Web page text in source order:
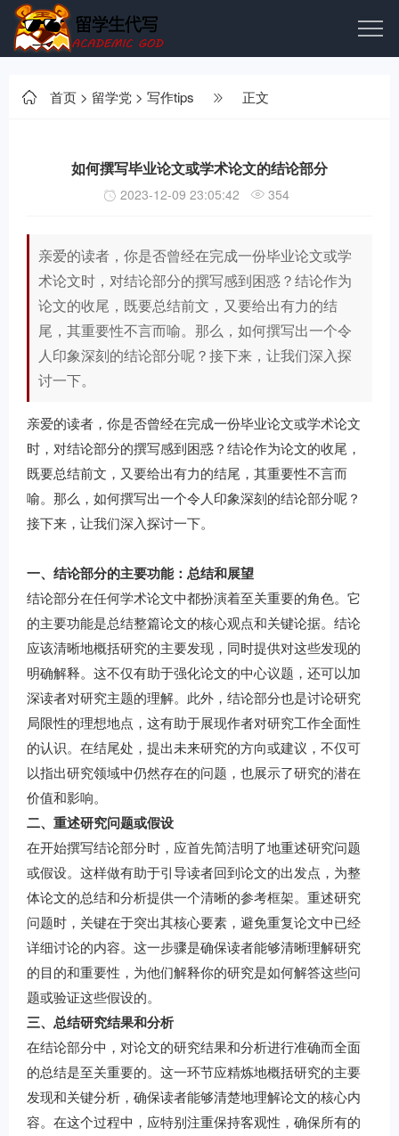
首页 > 留学党 > 写作tips 正文
如何撰写毕业论文或学术论文的结论部分
2023-12-09 23:05:42 354
亲爱的读者，你是否曾经在完成一份毕业论文或学
术论文时，对结论部分的撰写感到困惑？结论作为
论文的收尾，既要总结前文，又要给出有力的结
尾，其重要性不言而喻。那么，如何撰写出一个令
人印象深刻的结论部分呢？接下来，让我们深入探
讨一下。
亲爱的读者，你是否曾经在完成一份毕业论文或学术论文
时，对结论部分的撰写感到困惑？结论作为论文的收尾，
既要总结前文，又要给出有力的结尾，其重要性不言而
喻。那么，如何撰写出一个令人印象深刻的结论部分呢？
接下来，让我们深入探讨一下。
一、结论部分的主要功能：总结和展望
结论部分在任何学术论文中都扮演着至关重要的角色。它
的主要功能是总结整篇论文的核心观点和关键论据。结论
应该清晰地概括研究的主要发现，同时提供对这些发现的
明确解释。这不仅有助于强化论文的中心议题，还可以加
深读者对研究主题的理解。此外，结论部分也是讨论研究
局限性的理想地点，这有助于展现作者对研究工作全面性
的认识。在结尾处，提出未来研究的方向或建议，不仅可
以指出研究领域中仍然存在的问题，也展示了研究的潜在
价值和影响。
二、重述研究问题或假设
在开始撰写结论部分时，应首先简洁明了地重述研究问题
或假设。这样做有助于引导读者回到论文的出发点，为整
体论文的总结和分析提供一个清晰的参考框架。重述研究
问题时，关键在于突出其核心要素，避免重复论文中已经
详细讨论的内容。这一步骤是确保读者能够清晰理解研究
的目的和重要性，为他们解释你的研究是如何解答这些问
题或验证这些假设的。
三、总结研究结果和分析
在结论部分中，对论文的研究结果和分析进行准确而全面
的总结是至关重要的。这一环节应精炼地概括研究的主要
发现和关键分析，确保读者能够清楚地理解论文的核心内
容。在这个过程中，应特别注重保持客观性，确保所有的